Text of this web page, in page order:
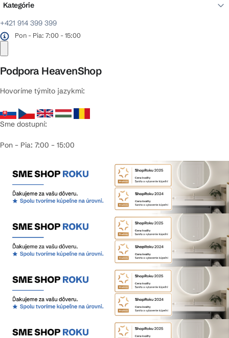
+421 914 399 399
Pon - Pia: 7:00 - 15:00
Podpora HeavenShop
Hovoríme týmito jazykmi:
Sme dostupní:
Pon – Pia: 7:00 – 15:00
Kategórie